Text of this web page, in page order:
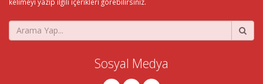
Sosyal Medya